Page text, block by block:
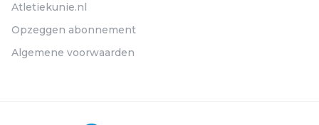
Atletiekunie.nl
Opzeggen abonnement
Algemene voorwaarden